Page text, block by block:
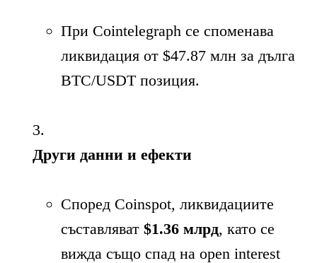
При Cointelegraph се споменава
ликвидация от $47.87 млн за дълга
BTC/USDT позиция.
Други данни и ефекти
Според Coinspot, ликвидациите
съставляват$1.36 млрд, като се
вижда също спад на open interest